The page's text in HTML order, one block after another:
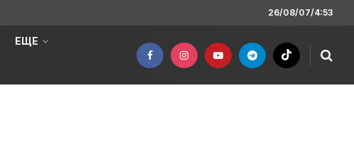
26/08/07/4:53
ЕЩЕ